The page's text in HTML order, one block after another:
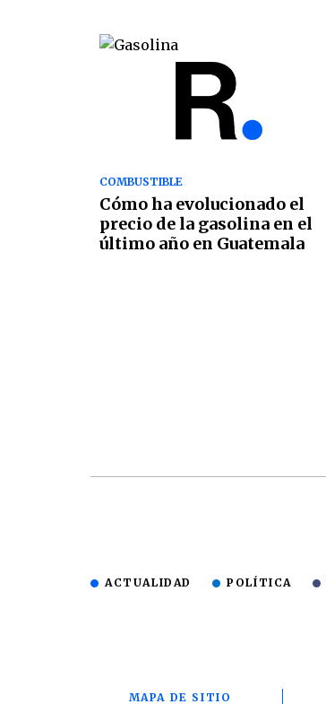
COMBUSTIBLE
Cómo ha evolucionado el
precio de la gasolina en el
último año en Guatemala
ACTUALIDAD POLÍTICA
MAPA DE SITIO